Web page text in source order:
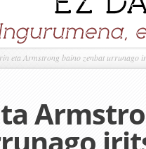
eta Armstrong baino zenbat urrunago